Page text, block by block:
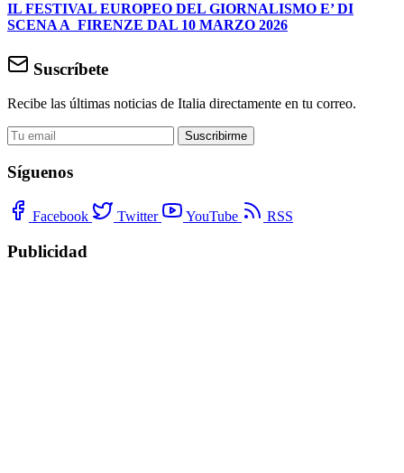
IL FESTIVAL EUROPEO DEL GIORNALISMO E’ DI
SCENA A FIRENZE DAL 10 MARZO 2026
Suscríbete
Recibe las últimas noticias de Italia directamente en tu correo.
Suscribirme
Síguenos
Facebook Twitter YouTube RSS
Publicidad